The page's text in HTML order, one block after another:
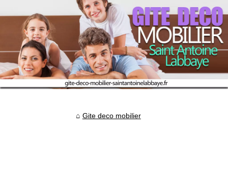
Gite deco mobilier